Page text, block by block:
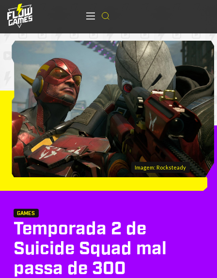
Imagem: Rocksteady
GAMES
Temporada 2 de
Suicide Squad mal
passa de 300